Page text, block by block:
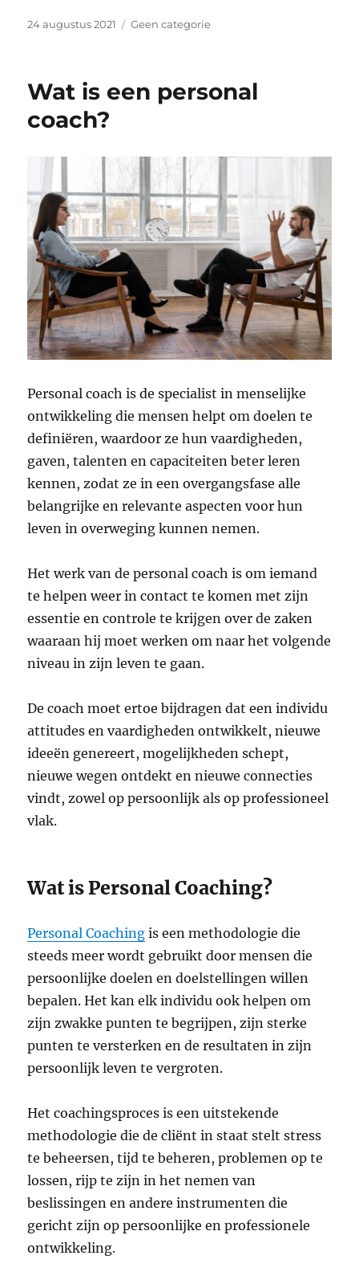
Geplaatst
24 augustus 2021 Categorieën
Geen categorie
Wat is een personal
coach?
Personal coach is de specialist in menselijke
ontwikkeling die mensen helpt om doelen te
definiëren, waardoor ze hun vaardigheden,
gaven, talenten en capaciteiten beter leren
kennen, zodat ze in een overgangsfase alle
belangrijke en relevante aspecten voor hun
leven in overweging kunnen nemen.
Het werk van de personal coach is om iemand
te helpen weer in contact te komen met zijn
essentie en controle te krijgen over de zaken
waaraan hij moet werken om naar het volgende
niveau in zijn leven te gaan.
De coach moet ertoe bijdragen dat een individu
attitudes en vaardigheden ontwikkelt, nieuwe
ideeën genereert, mogelijkheden schept,
nieuwe wegen ontdekt en nieuwe connecties
vindt, zowel op persoonlijk als op professioneel
vlak.
Wat is Personal Coaching?
Personal Coaching is een methodologie die
steeds meer wordt gebruikt door mensen die
persoonlijke doelen en doelstellingen willen
bepalen. Het kan elk individu ook helpen om
zijn zwakke punten te begrijpen, zijn sterke
punten te versterken en de resultaten in zijn
persoonlijk leven te vergroten.
Het coachingsproces is een uitstekende
methodologie die de cliënt in staat stelt stress
te beheersen, tijd te beheren, problemen op te
lossen, rijp te zijn in het nemen van
beslissingen en andere instrumenten die
gericht zijn op persoonlijke en professionele
ontwikkeling.